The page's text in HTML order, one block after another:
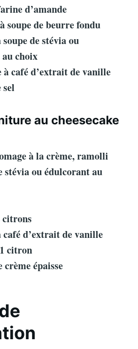
d’amande
soupe de beurre fondu
de stévia ou
choix
café d’extrait de vanille
sel
au cheesecake
à la crème, ramolli
stévia ou édulcorant au
citrons
d’extrait de vanille
citron
crème épaisse